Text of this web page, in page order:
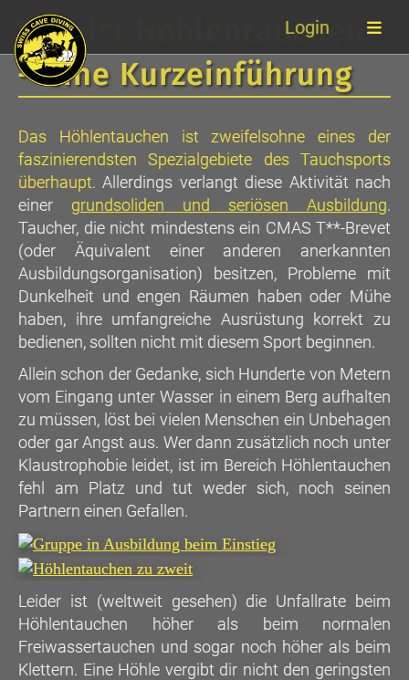
Login
Was ist Höhlentauchen
– eine Kurzeinführung
Das Höhlentauchen ist zweifelsohne eines der
faszinierendsten Spezialgebiete des Tauchsports
überhaupt. Allerdings verlangt diese Aktivität nach
einer grundsoliden und seriösen Ausbildung.
Taucher, die nicht mindestens ein CMAS T**-Brevet
(oder Äquivalent einer anderen anerkannten
Ausbildungsorganisation) besitzen, Probleme mit
Dunkelheit und engen Räumen haben oder Mühe
haben, ihre umfangreiche Ausrüstung korrekt zu
bedienen, sollten nicht mit diesem Sport beginnen.
Allein schon der Gedanke, sich Hunderte von Metern
vom Eingang unter Wasser in einem Berg aufhalten
zu müssen, löst bei vielen Menschen ein Unbehagen
oder gar Angst aus. Wer dann zusätzlich noch unter
Klaustrophobie leidet, ist im Bereich Höhlentauchen
fehl am Platz und tut weder sich, noch seinen
Partnern einen Gefallen.
Leider ist (weltweit gesehen) die Unfallrate beim
Höhlentauchen höher als beim normalen
Freiwassertauchen und sogar noch höher als beim
Klettern. Eine Höhle vergibt dir nicht den geringsten